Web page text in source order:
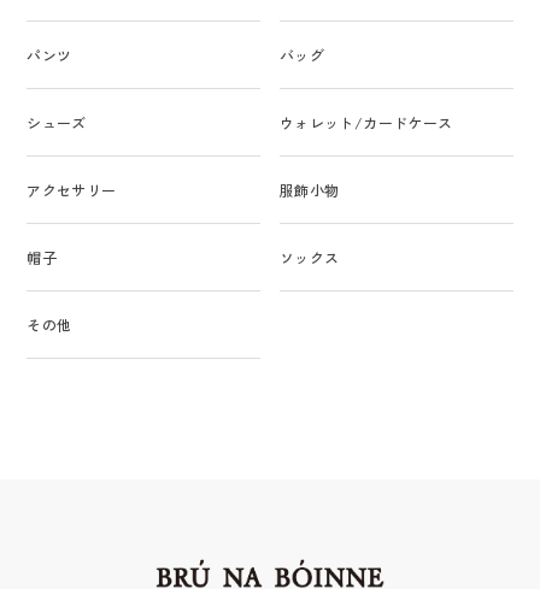
パンツ バッグ
シューズ ウォレット/カードケース
アクセサリー 服飾小物
帽子 ソックス
その他